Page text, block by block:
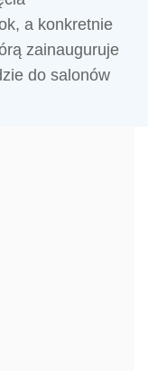
a konkretnie
zainauguruje
do salonów